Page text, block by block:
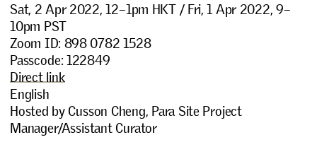
Sat, 2 Apr 2022, 12–1pm HKT / Fri, 1 Apr 2022, 9–
10pm PST
Zoom ID: 898 0782 1528
Passcode: 122849
Direct link
English
Hosted by Cusson Cheng, Para Site Project
Manager/Assistant Curator